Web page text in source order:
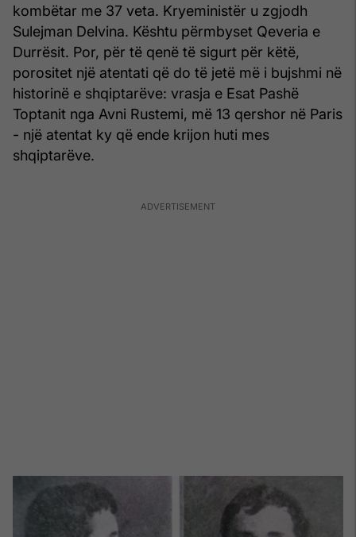
kombëtar me 37 veta. Kryeministër u zgjodh
Sulejman Delvina. Kështu përmbyset Qeveria e
Durrësit. Por, për të qenë të sigurt për këtë,
porositet një atentati që do të jetë më i bujshmi në
historinë e shqiptarëve: vrasja e Esat Pashë
Toptanit nga Avni Rustemi, më 13 qershor në Paris
- një atentat ky që ende krijon huti mes
shqiptarëve.